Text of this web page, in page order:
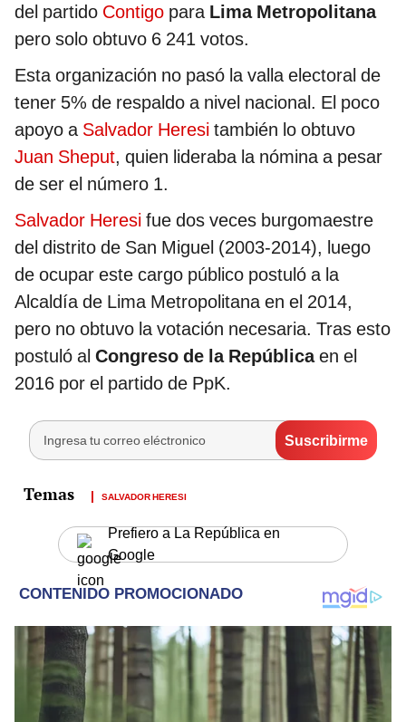
del partido Contigo para Lima Metropolitana
pero solo obtuvo 6 241 votos.
Esta organización no pasó la valla electoral de
tener 5% de respaldo a nivel nacional. El poco
apoyo a Salvador Heresi también lo obtuvo
Juan Sheput, quien lideraba la nómina a pesar
de ser el número 1.
Salvador Heresi fue dos veces burgomaestre
del distrito de San Miguel (2003-2014), luego
de ocupar este cargo público postuló a la
Alcaldía de Lima Metropolitana en el 2014,
pero no obtuvo la votación necesaria. Tras esto
postuló al Congreso de la Repúblicaen el
2016 por el partido de PpK.
SALVADOR HERESI
Prefiero a La República en
Google